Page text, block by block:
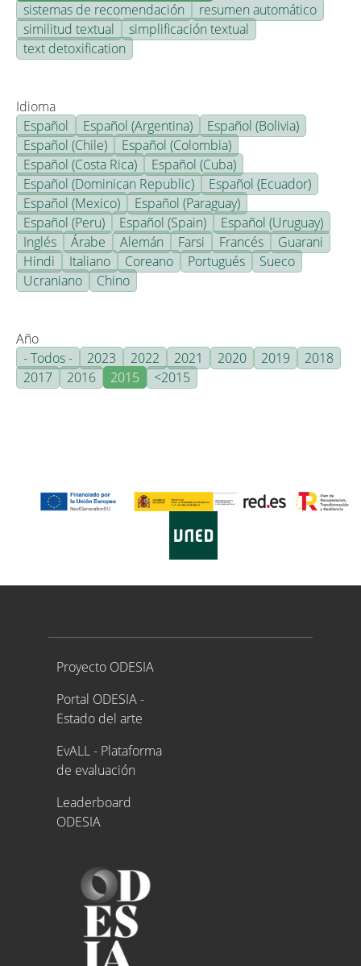
sistemas de recomendación
resumen automático
similitud textual
simplificación textual
text detoxification
Idioma
Español
Español (Argentina)
Español (Bolivia)
Español (Chile)
Español (Colombia)
Español (Costa Rica)
Español (Cuba)
Español (Dominican Republic)
Español (Ecuador)
Español (Mexico)
Español (Paraguay)
Español (Peru)
Español (Spain)
Español (Uruguay)
Inglés
Árabe Alemán Farsi Francés
Guarani
Hindi
Italiano Coreano Portugués
Sueco
Ucraniano
Chino
Año
- Todos -
2023 2022 2021 2020 2019
2018
2017
2016 2015 <2015
Proyecto ODESIA
Proyecto ODESIA
Portal ODESIA -
Estado del arte
EvALL - Plataforma
de evaluación
Leaderboard
ODESIA